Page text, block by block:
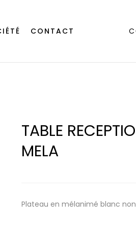
CONTACT
TABLE
MELA
Plateau en mélanimé blanc